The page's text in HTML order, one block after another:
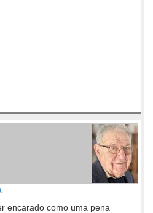
encarado como uma pena